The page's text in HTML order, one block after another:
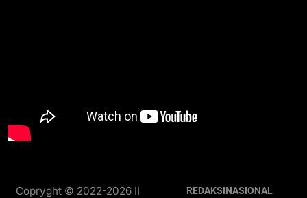
Copryght © 2022-2026 II
REDAKSINASIONAL